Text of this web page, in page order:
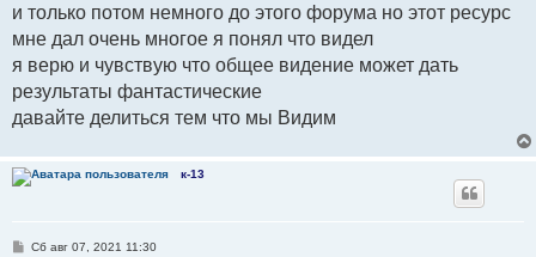
и только потом немного до этого форума но этот ресурс
мне дал очень многое я понял что видел
я верю и чувствую что общее видение может дать
результаты фантастические
давайте делиться тем что мы Видим
к-13
ССб авг 07, 2021 11:30